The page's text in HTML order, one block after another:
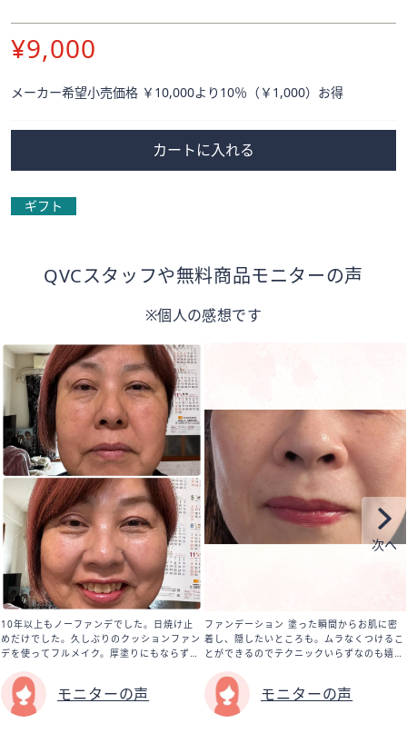
削
除
¥9,000
メーカー希望小売価格 ￥10,000より10％（￥1,000）お得
カートに入れる
ギフト
QVCスタッフや無料商品モニターの声
※個人の感想です
10年以上もノーファンデでした。日焼け止
めだけでした。久しぶりのクッションファン
デを使ってフルメイク。厚塗りにもならず
だったので、口紅で顔が明るくなりました。
老け顔メイクにならなくて良かったです！
（Y.K 60代）
モニターの声
ファンデーション 塗った瞬間からお肌に密
着し、隠したいところも。ムラなくつけるこ
とができるのでテクニックいらずなのも嬉し
感じとともに、立体感も生まれるので小顔に
見せてくれる。 リップ このみずみずしさ素
晴らしい。唇が守られてる感覚をつけている
モニターの声